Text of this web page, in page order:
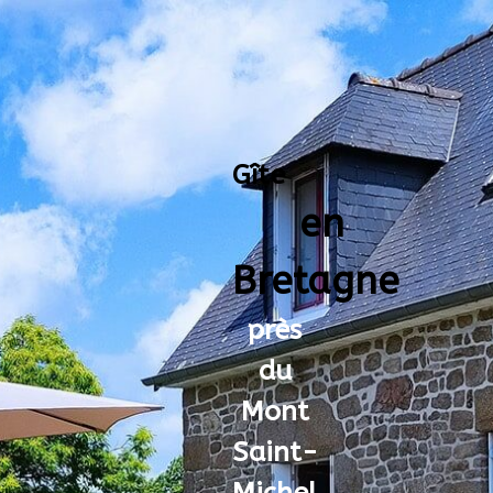
Gîte
en
Bretagne
près
du
Mont
Saint-